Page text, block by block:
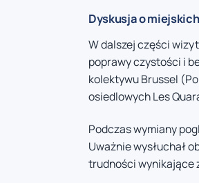
Dyskusja o
W dalszej części
poprawy czystości i
kolektywu Brussel
osiedlowych Les
Podczas wymiany
Uważnie wysłuchał
trudności wynikające